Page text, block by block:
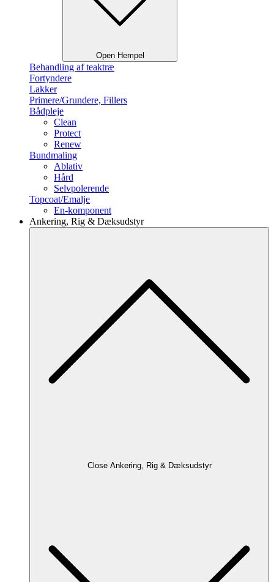
Open Hempel
Behandling af teaktræ
Fortyndere
Lakker
Primere/Grundere, Fillers
Bådpleje
Clean
Protect
Renew
Bundmaling
Ablativ
Hård
Selvpolerende
Topcoat/Emalje
En-komponent
Ankering, Rig & Dæksudstyr
Close Ankering, Rig & Dæksudstyr